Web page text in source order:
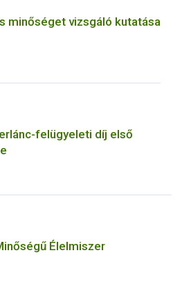
minőséget vizsgáló kutatása
felügyeleti díj első
Élelmiszer